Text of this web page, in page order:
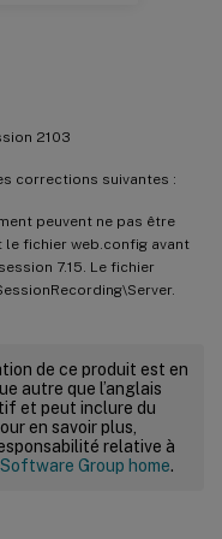
2103
corrections suivantes :
peuvent ne pas être
fichier web.config avant
7.15. Le fichier
de ce produit est en
autre que l’anglais
et peut inclure du
en savoir plus,
relative à
Group home.